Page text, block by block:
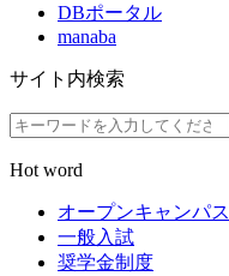
DBポータル
manaba
サイト内検索
Hot word
オープンキャンパス
一般入試
奨学金制度